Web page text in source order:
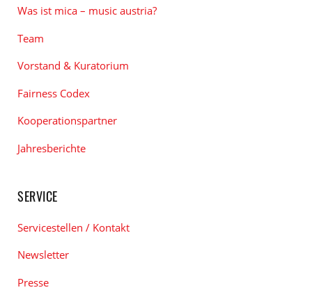
Was ist mica – music austria?
Team
Vorstand & Kuratorium
Fairness Codex
Kooperationspartner
Jahresberichte
SERVICE
Servicestellen / Kontakt
Newsletter
Presse